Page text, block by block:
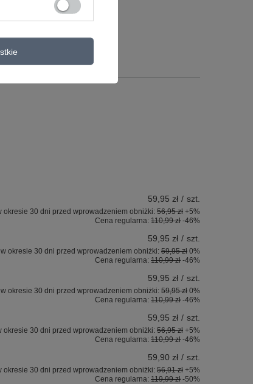
59,95 zł / szt.
okresie 30 dni przed wprowadzeniem obniżki: 56,95 zł +5%
Cena regularna: 110,99 zł -46%
59,95 zł / szt.
okresie 30 dni przed wprowadzeniem obniżki: 59,95 zł 0%
Cena regularna: 110,99 zł -46%
59,95 zł / szt.
okresie 30 dni przed wprowadzeniem obniżki: 59,95 zł 0%
Cena regularna: 110,99 zł -46%
59,95 zł / szt.
okresie 30 dni przed wprowadzeniem obniżki: 56,95 zł +5%
Cena regularna: 110,99 zł -46%
59,90 zł / szt.
okresie 30 dni przed wprowadzeniem obniżki: 56,91 zł +5%
Cena regularna: 119,99 zł -50%